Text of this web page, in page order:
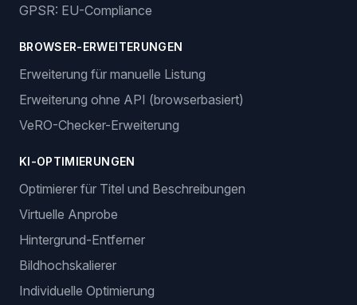
GPSR: EU-Compliance
BROWSER-ERWEITERUNGEN
Erweiterung für manuelle Listung
Erweiterung ohne API (browserbasiert)
VeRO-Checker-Erweiterung
KI-OPTIMIERUNGEN
Optimierer für Titel und Beschreibungen
Virtuelle Anprobe
Hintergrund-Entferner
Bildhochskalierer
Individuelle Optimierung